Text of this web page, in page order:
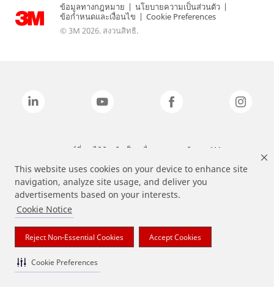
This website uses cookies on your device to enhance site
navigation, analyze site usage, and deliver you
advertisements based on your interests.
Cookie Notice
Reject Non-Essential Cookies Accept Cookies
Cookie Preferences
ข้อมูลทางกฎหมาย | นโยบายความเป็นส่วนตัว |
ข้อกำหนดและเงื่อนไข | Cookie Preferences
© 3M 2026. สงวนสิทธิ.
แบรนด์ที่ระบุไว้ข้างต้นเป็นเครื่องหมายการค้าของ 3M